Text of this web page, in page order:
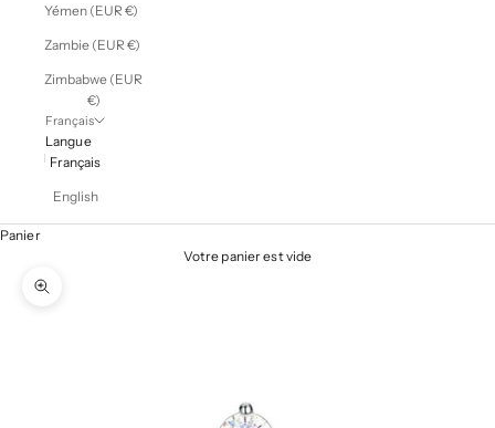
Yémen (EUR €)
Zambie (EUR €)
Zimbabwe (EUR
€)
Français
Langue
Français
English
Panier
Votre panier est vide
Zoomer sur l'image